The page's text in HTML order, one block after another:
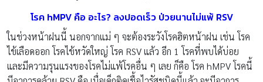
โรค hMPV คือ อะไร? ลงปอดเร็ว ป่วยนานไม่แพ้ RSV
ในช่วงหน้าฝนนี้ นอกจากแม่ ๆ จะต้องระวังโรคฮิตหน้าฝน เช่น โรค
ไข้เลือดออก โรคไข้หวัดใหญ่ โรค RSV แล้ว อีก 1 โรคที่พบได้บ่อย
และมีความรุนแรงของโรคไม่แพ้โรคอื่น ๆ เลย ก็คือ โรค hMPV โรคนี้